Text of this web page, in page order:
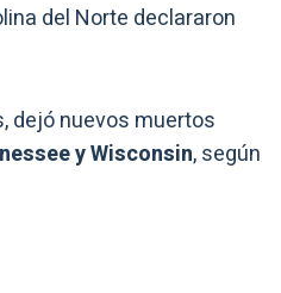
del Norte declararon
dejó nuevos muertos
y Wisconsin, según